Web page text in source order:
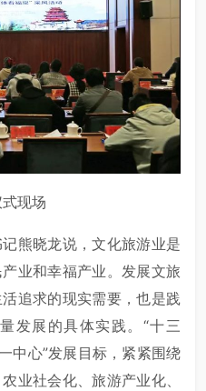
现场
熊晓龙说，文化旅游业是
业和幸福产业。发展文旅
追求的现实需要，也是践
发展的具体实践。“十三
中心”发展目标，紧紧围绕
业社会化、旅游产业化、